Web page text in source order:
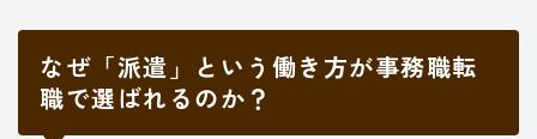
なぜ「派遣」という働き方が事務職転
職で選ばれるのか？